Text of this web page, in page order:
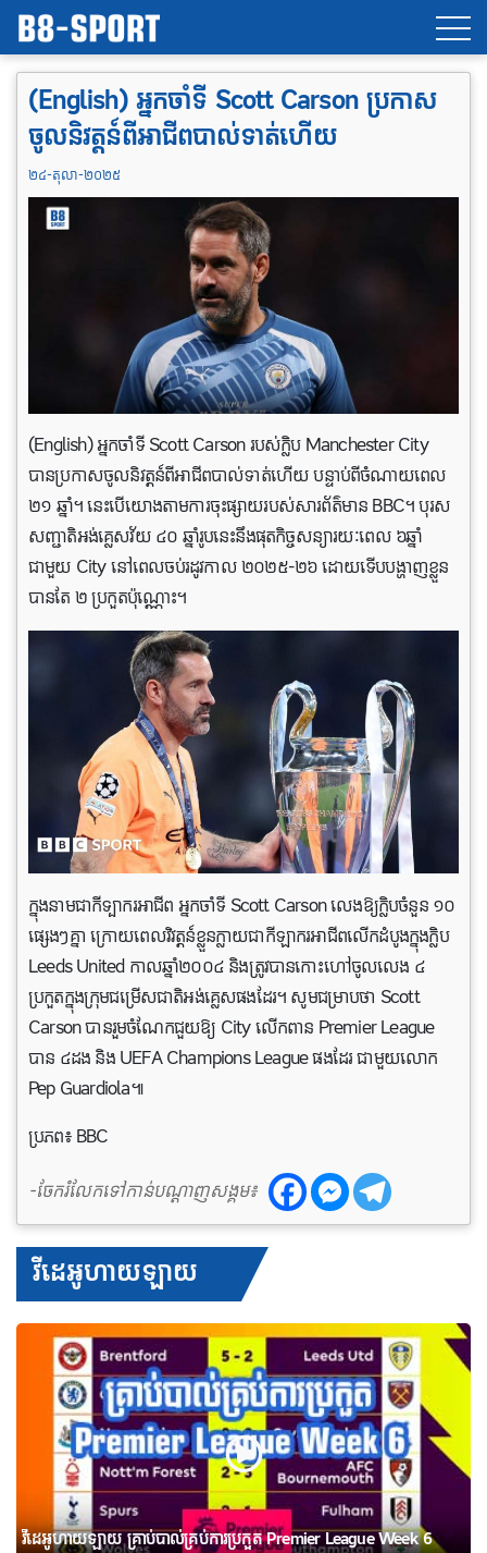
(English) អ្នកចាំទី Scott Carson ប្រកាស
ចូលនិវត្តន៍ពីអាជីពបាល់ទាត់ហើយ
២៤-តុលា-២០២៥
(English) អ្នកចាំទី Scott Carson របស់ក្លិប Manchester City
បានប្រកាសចូលនិវត្តន៍ពីអាជីពបាល់ទាត់ហើយ បន្ទាប់ពីចំណាយពេល
២១ ឆ្នាំ។ នេះបើយោងតាមការចុះផ្សាយរបស់សារព័ត៌មាន BBC។ បុរស
សញ្ជាតិអង់គ្លេសវ័យ ៤០ ឆ្នាំរូបនេះនឹងផុតកិច្ចសន្យារយៈពេល ៦ឆ្នាំ
ជាមួយ City នៅពេលចប់រដូវកាល ២០២៥-២៦ ដោយទើបបង្ហាញខ្លួន
បានតែ ២ ប្រកួតប៉ុណ្ណោះ។
ក្នុងនាមជាកីទ្បាករអាជីព អ្នកចាំទី Scott Carson លេងឱ្យក្លិបចំនួន ១០
ផ្សេងៗគ្នា ក្រោយពេលវិវត្តន៍ខ្លួនក្លាយជាកីឡាករអាជីពលើកដំបូងក្នុងក្លិប
Leeds United កាលឆ្នាំ២០០៤ និងត្រូវបានកោះហៅចូលលេង ៤
ប្រកួតក្នុងក្រុមជម្រើសជាតិអង់គ្លេសផងដែរ។ សូមជម្រាបថា Scott
Carson បានរួមចំណែកជួយឱ្យ City លើកពាន Premier League
បាន ៤ដង និង UEFA Champions League ផងដែរ ជាមួយលោក
Pep Guardiola៕
ប្រភព៖ BBC
-ចែករំលែកទៅកាន់បណ្តាញសង្គម៖
វីដេអូហាយឡាយ
វីដេអូហាយឡាយ គ្រាប់បាល់គ្រប់ការប្រកួត Premier League Week 6